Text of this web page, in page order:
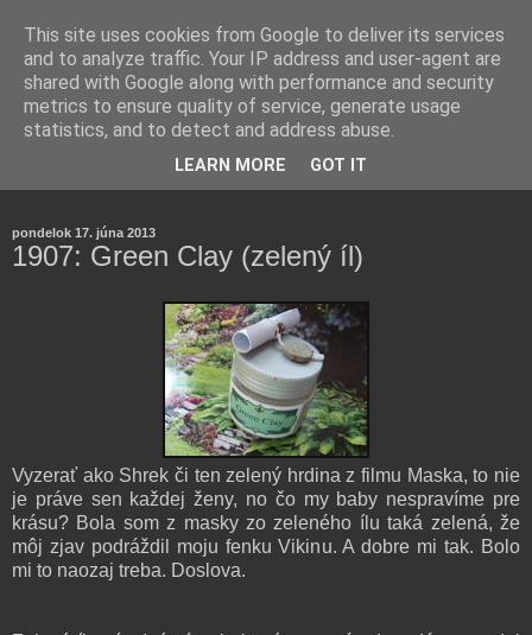
rozoberá témy o zdraví, živote a všetko možné.
pondelok 17. júna 2013
1907: Green Clay (zelený íl)
Vyzerať ako Shrek či ten zelený hrdina z filmu Maska, to nie
je práve sen každej ženy, no čo my baby nespravíme pre
krásu? Bola som z masky zo zeleného ílu taká zelená, že
môj zjav podráždil moju fenku Vikinu. A dobre mi tak. Bolo
mi to naozaj treba. Doslova.
This site uses cookies from Google to deliver its services
and to analyze traffic. Your IP address and user-agent are
shared with Google along with performance and security
metrics to ensure quality of service, generate usage
statistics, and to detect and address abuse.
LEARN MORE GOT IT